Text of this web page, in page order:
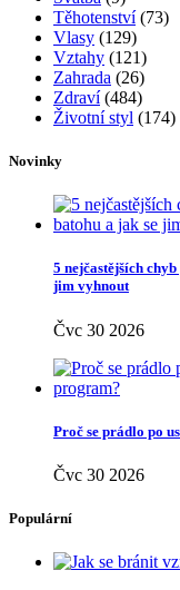
Těhotenství(73)
Vlasy (129)
Vztahy (121)
Zahrada (26)
Zdraví(484)
Životní styl (174)
Novinky
5 nejčastějších
jim vyhnout
Čvc 30 2026
Proč se prádlo po
Čvc 30 2026
Populární